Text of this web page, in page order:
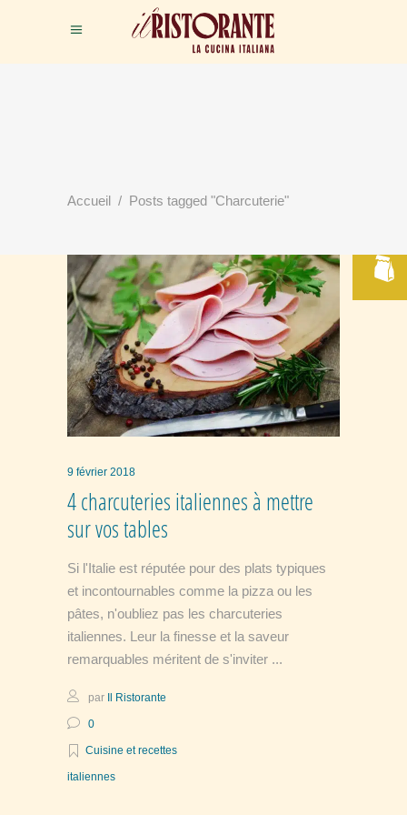
Accueil / Posts tagged "Charcuterie"
9 février 2018
4 charcuteries italiennes à mettre
sur vos tables
Si l'Italie est réputée pour des plats typiques
et incontournables comme la pizza ou les
pâtes, n'oubliez pas les charcuteries
italiennes. Leur la finesse et la saveur
remarquables méritent de s'inviter
par Il Ristorante
0
Cuisine et recettes
italiennes
VOTRE TABLE